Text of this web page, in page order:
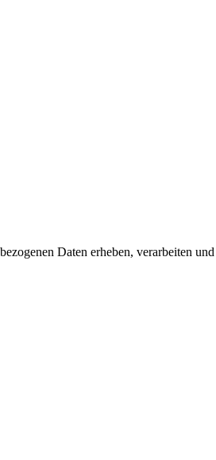
Daten erheben, verarbeiten